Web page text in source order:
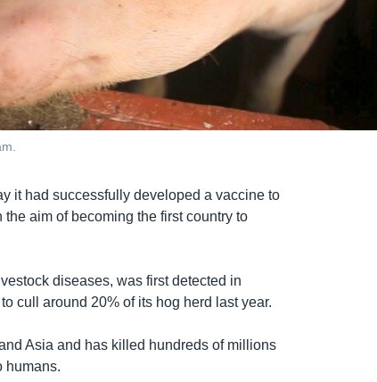
it had successfully developed a vaccine to
aim of becoming the first country to
diseases, was first detected in
cull around 20% of its hog herd last year.
Asia and has killed hundreds of millions
humans.